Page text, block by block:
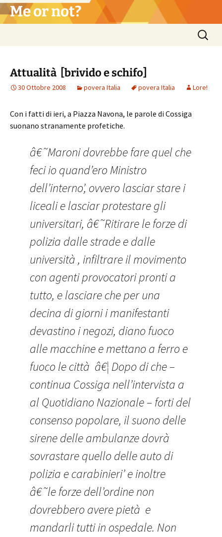
Vai
al Me or not?
Ricerca
per:
Attualità [brivido e schifo]
30 Ottobre 2008 povera Italia povera Italia Lore!
Con i fatti di ieri, a Piazza Navona, le parole di Cossiga
suonano stranamente profetiche.
â€˜Maroni dovrebbe fare quel che
feci io quand’ero Ministro
dell’interno’, ovvero lasciar stare i
liceali e lasciar protestare gli
universitari, â€˜Ritirare le forze di
polizia dalle strade e dalle
università , infiltrare il movimento
con agenti provocatori pronti a
tutto, e lasciare che per una
decina di giorni i manifestanti
devastino i negozi, diano fuoco
alle macchine e mettano a ferro e
fuoco le città â€¦ Dopo di che –
continua Cossiga nell’intervista a
al Quotidiano Nazionale – forti del
consenso popolare, il suono delle
sirene delle ambulanze dovrà
sovrastare quello delle auto di
polizia e carabinieri’ e inoltre
â€˜le forze dell’ordine non
dovrebbero avere pietà e
mandarli tutti in ospedale. Non